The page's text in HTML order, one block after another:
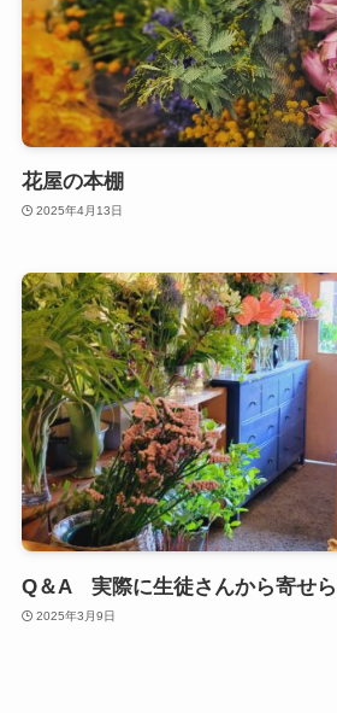
花屋の本棚
2025年4月13日
Q＆A 実際に生徒さんから寄せ
2025年3月9日